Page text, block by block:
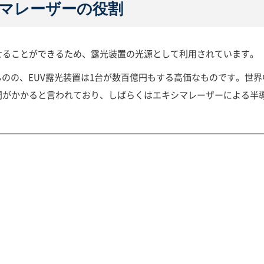
レーザーの役割
ことができるため、露光装置の光源として利用されています。
の、EUV露光装置は1台が数百億円もする高価なものです。世
かかると言われており、しばらくはエキシマレーザーによる半